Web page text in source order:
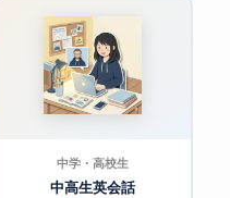
中学・高校生
中高生英会話